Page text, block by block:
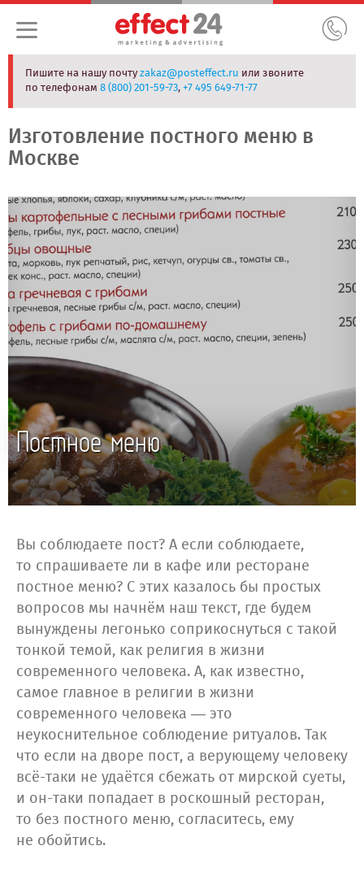
Пишите на нашу почтуzakaz@posteffect.ru или звоните
по телефонам8 (800) 201-59-73,+7 495 649-71-77
Изготовление постного меню в
Москве
Постное меню
Вы соблюдаете пост? А если соблюдаете,
то спрашиваете ли в кафе или ресторане
постное меню? С этих казалось бы простых
вопросов мы начнём наш текст, где будем
вынуждены легонько соприкоснуться с такой
тонкой темой, как религия в жизни
современного человека. А, как известно,
самое главное в религии в жизни
современного человека — это
неукоснительное соблюдение ритуалов. Так
что если на дворе пост, а верующему человеку
всё-таки не удаётся сбежать от мирской суеты,
и он-таки попадает в роскошный ресторан,
то без постного меню, согласитесь, ему
не обойтись.